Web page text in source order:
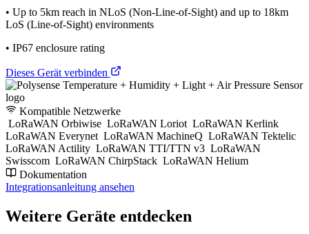
• Up to 5km reach in NLoS (Non-Line-of-Sight) and up to 18km
LoS (Line-of-Sight) environments
• IP67 enclosure rating
Dieses Gerät verbinden
Kompatible Netzwerke
LoRaWAN Orbiwise LoRaWAN Loriot LoRaWAN Kerlink
LoRaWAN Everynet LoRaWAN MachineQ LoRaWAN Tektelic
LoRaWAN Actility LoRaWAN TTI/TTN v3 LoRaWAN
Swisscom LoRaWAN ChirpStack LoRaWAN Helium
Dokumentation
Integrationsanleitung ansehen
Weitere Geräte entdecken